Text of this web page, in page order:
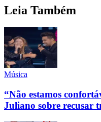
Leia Também
Música
“Não estamos
Juliano sobre recusar